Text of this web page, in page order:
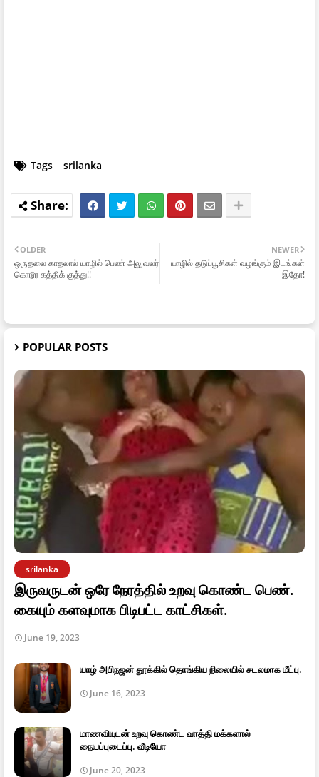
Tags srilanka
NEWER
யாழில் தடுப்பூசிகள் வழங்கும் இடங்கள்
இதோ!
OLDER
ஒருதலை காதலால் யாழில் பெண் அலுவலர்
கொடூர கத்திக் குத்து!!
POPULAR POSTS
srilanka
இருவருடன் ஒரே நேரத்தில் உறவு கொண்ட பெண்.
கையும் களவுமாக பிடிபட்ட காட்சிகள்.
June 19, 2023
யாழ் அபிநஜன் தூக்கில் தொங்கிய நிலையில் சடலமாக மீட்பு.
June 16, 2023
மாணவியுடன் உறவு கொண்ட வாத்தி மக்களால்
நையப்புடைப்பு. வீடியோ
June 20, 2023